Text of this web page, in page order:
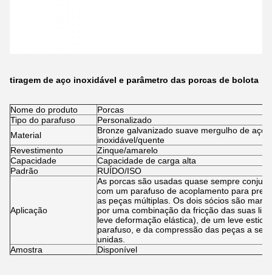
tiragem de aço inoxidável e parâmetro das porcas de bolota
Nome do produto
Porcas
Tipo do parafuso
Personalizado
Material
Bronze galvanizado suave mergulho de aço/
inoxidável/quente
Revestimento
Zinque/amarelo
Capacidade
Capacidade de carga alta
Padrão
RUÍDO/ISO
Aplicação
As porcas são usadas quase sempre
com um parafuso de acoplamento para
as peças múltiplas. Os dois sócios são
por uma combinação da fricção das suas
leve deformação elástica), de um leve
parafuso, e da compressão das peças a ser
unidas.
Amostra
Disponível